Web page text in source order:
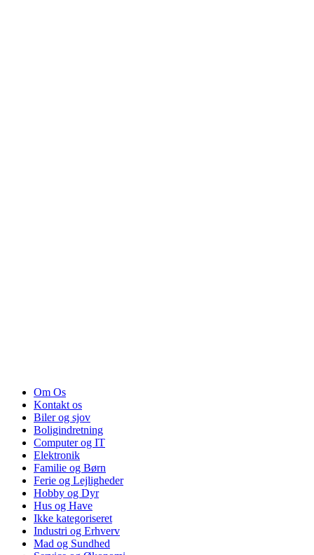
Om Os
Kontakt os
Biler og sjov
Boligindretning
Computer og IT
Elektronik
Familie og Børn
Ferie og Lejligheder
Hobby og Dyr
Hus og Have
Ikke kategoriseret
Industri og Erhverv
Mad og Sundhed